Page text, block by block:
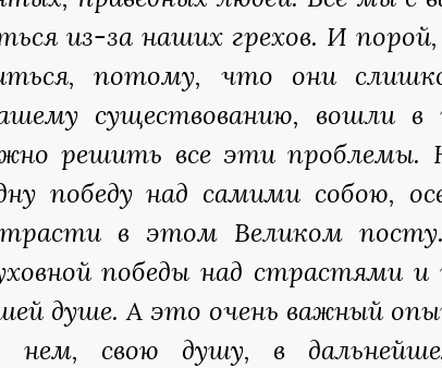
из-за наших грехов. И порой,
потому, что они
существованию, вошли в
решить все эти проблемы.
победу над самими собою,
в этом Великом
победы над страстями и
душе. А это очень важный
нем, свою душу, в